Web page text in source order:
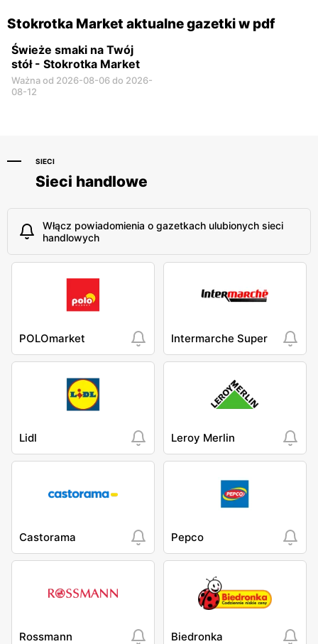
Stokrotka Market aktualne gazetki w pdf
Świeże smaki na Twój
stół - Stokrotka Market
Ważna od 2026-08-06 do 2026-
08-12
SIECI
Sieci handlowe
Włącz powiadomienia o gazetkach ulubionych sieci
handlowych
POLOmarket Intermarche Super
Lidl Leroy Merlin
Castorama Pepco
Rossmann Biedronka